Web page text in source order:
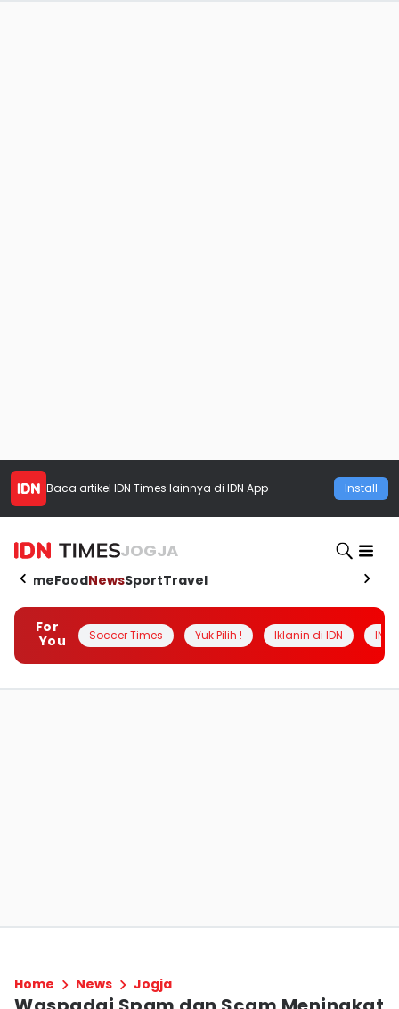
Baca artikel IDN Times lainnya di IDN App Install
JOGJA
HomeFoodNewsSportTravel
For
You
Soccer Times Yuk Pilih ! Iklanin di IDN
Home News Jogja